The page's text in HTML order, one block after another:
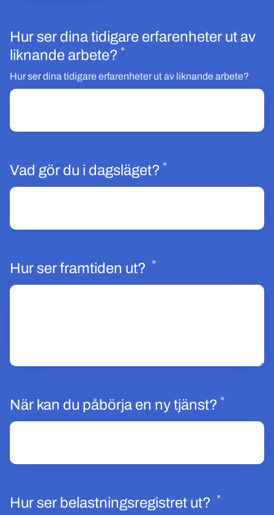
Hur ser dina tidigare erfarenheter ut av
liknande arbete? *Obligatoriskt
Hur ser dina tidigare erfarenheter ut av liknande arbete?
Vad gör du i dagsläget? *Obligatoriskt
Hur ser framtiden ut? *Obligatoriskt
När kan du påbörja en ny tjänst? *
Hur ser belastningsregistret ut? *